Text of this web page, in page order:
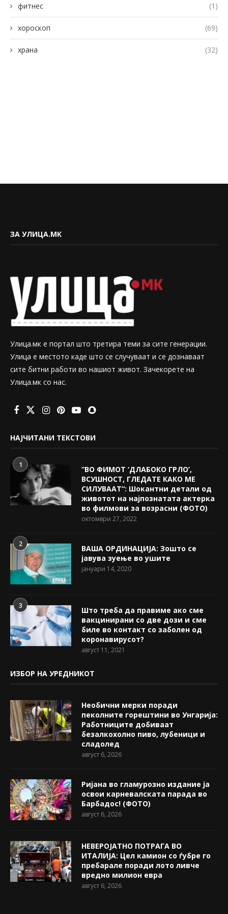
фитнес (1)
хороскоп (69)
храна (32)
ЗА УЛИЦА.МК
Улица.мк е портал што третира теми за сите генерации.
Улица е местото каде што се случуваат и се дознаваат
сите битни работи во нашиот живот. Зачекорете на
Улица.мк со нас.
НАЈЧИТАНИ ТЕКСТОВИ
1
“ВО ФИМОТ ‘ДЛАБОКО ГРЛО’,
ВСУШНОСТ, ГЛЕДАТЕ КАКО МЕ
СИЛУВААТ“: Шокантни детали од
животот на најпознатата актерка
во филмови за возрасни (ФОТО)
октомври 27, 2022
2
ВАША ОРДИНАЦИЈА: Зошто се
јавува зуење во ушите
јануари 14, 2020
3
Што треба да правиме ако сме
вакцинирани со две дози и сме
биле во контакт со заболен од
коронавирусот?
август 11, 2021
ИЗБОР НА УРЕДНИКОТ
Необични мерки поради
пеколните горештини во Унгарија:
Работниците добиваат
безалкохолно пиво, лубеници и
сладолед
август 6, 2026
Ријана во гламурозно издание ја
освои карневалската парада во
Барбадос! (ФОТО)
август 6, 2026
НЕВЕРОЈАТНО ПОТРАГА ВО
ИТАЛИЈА: Цел камион со ѓубре го
пребарале поради лото ливче
вредно милион евра
август 6, 2026